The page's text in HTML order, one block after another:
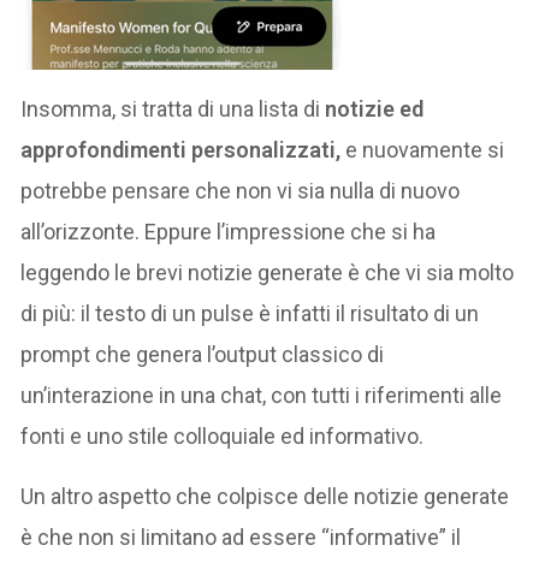
Insomma, si tratta di una lista di notizie ed
approfondimenti personalizzati, e nuovamente si
potrebbe pensare che non vi sia nulla di nuovo
all’orizzonte. Eppure l’impressione che si ha
leggendo le brevi notizie generate è che vi sia molto
di più: il testo di un pulse è infatti il risultato di un
prompt che genera l’output classico di
un’interazione in una chat, con tutti i riferimenti alle
fonti e uno stile colloquiale ed informativo.
Un altro aspetto che colpisce delle notizie generate
è che non si limitano ad essere “informative” il